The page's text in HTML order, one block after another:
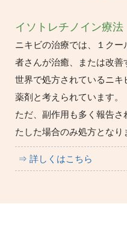
イソトレチノイン療法
ニキビの治療では、１クー
者さんが治癒、または改
世界で処方されているニ
薬剤と考えられています。
ただ、副作用も多く報告
たした場合のみ処方となり
⇒ 詳しくはこちら